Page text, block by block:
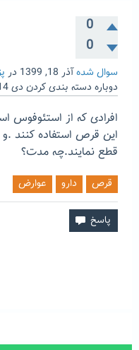
0
0
سوال شدهآذر 18, 1399 در
دوباره دسته بندی کردن دی 14, 1399
افرادی که از استئوفوس
این قرص استفاده کنند .و
قطع نمایند.چه مدت؟
قرص دارو عوارض